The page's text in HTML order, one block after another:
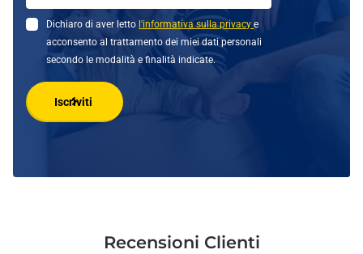
Dichiaro di aver letto l'informativa sulla privacye
acconsento al trattamento dei miei dati personali
secondo le modalità e finalità indicate.
Iscriviti
Recensioni Clienti